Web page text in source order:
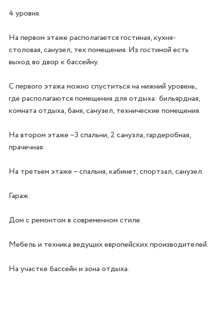
4 уровня.
На первом этаже располагается гостиная, кухня-
столовая, санузел, тех помещения. Из гостиной есть
выход во двор к бассейну.
С первого этажа можно спуститься на нижний уровень,
где располагаются помещения для отдыха: бильярдная,
комната отдыха, баня, санузел, технические помещения.
На втором этаже –3 спальни, 2 санузла, гардеробная,
прачечная.
На третьем этаже – спальня, кабинет, спортзал, санузел.
Гараж.
Дом с ремонтом в современном стиле.
Мебель и техника ведущих европейских производителей.
На участке бассейн и зона отдыха.